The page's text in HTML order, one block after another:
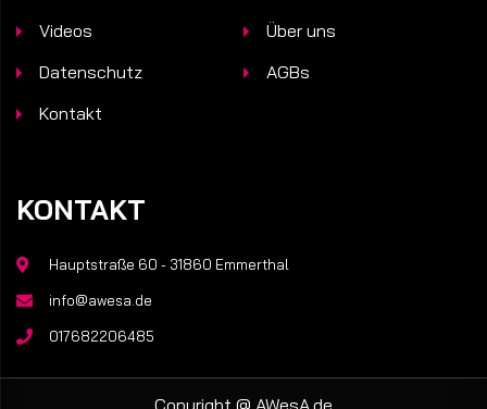
Videos
Über uns
Datenschutz
AGBs
Kontakt
KONTAKT
Hauptstraße 60 - 31860 Emmerthal
info@awesa.de
017682206485